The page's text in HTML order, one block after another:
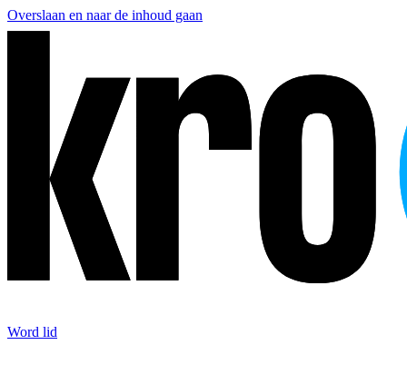
Overslaan en naar de inhoud gaan
Word lid